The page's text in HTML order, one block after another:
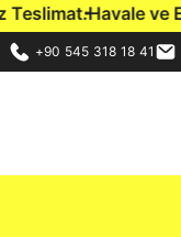
Havale ve EFT
+90 545 318 18 41